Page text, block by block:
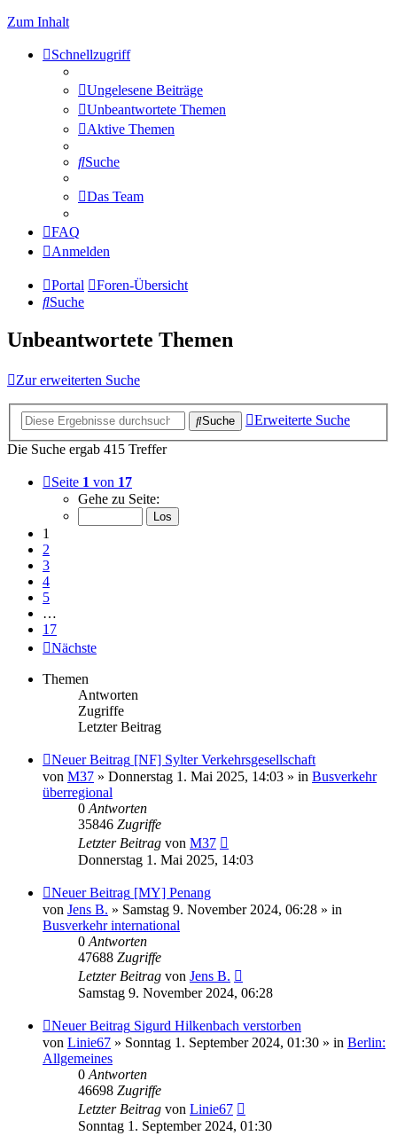
Zum Inhalt
Schnellzugriff
Ungelesene Beiträge
Unbeantwortete Themen
Aktive Themen
Suche
Das Team
FAQ
Anmelden
Portal
Foren-Übersicht
Suche
Unbeantwortete Themen
Zur erweiterten Suche
Suche
Erweiterte Suche
Die Suche ergab 415 Treffer
Seite 1 von 17
Gehe zu Seite:
1
2
3
4
5
…
17
Nächste
Themen
Antworten
Zugriffe
Letzter Beitrag
Neuer Beitrag [NF] Sylter Verkehrsgesellschaft
von M37 » Donnerstag 1. Mai 2025, 14:03 » in Busverkehr
überregional
0Antworten
35846 Zugriffe
Letzter Beitrag von M37
Donnerstag 1. Mai 2025, 14:03
Neuer Beitrag [MY] Penang
von Jens B. » Samstag 9. November 2024, 06:28 » in
Busverkehr international
0Antworten
47688 Zugriffe
Letzter Beitrag von Jens B.
Samstag 9. November 2024, 06:28
Neuer Beitrag Sigurd Hilkenbach verstorben
von Linie67 » Sonntag 1. September 2024, 01:30 » in Berlin:
Allgemeines
0Antworten
46698 Zugriffe
Letzter Beitrag von Linie67
Sonntag 1. September 2024, 01:30